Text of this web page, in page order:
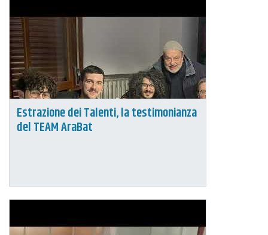
Estrazione dei Talenti, la testimonianza
del TEAM AraBat